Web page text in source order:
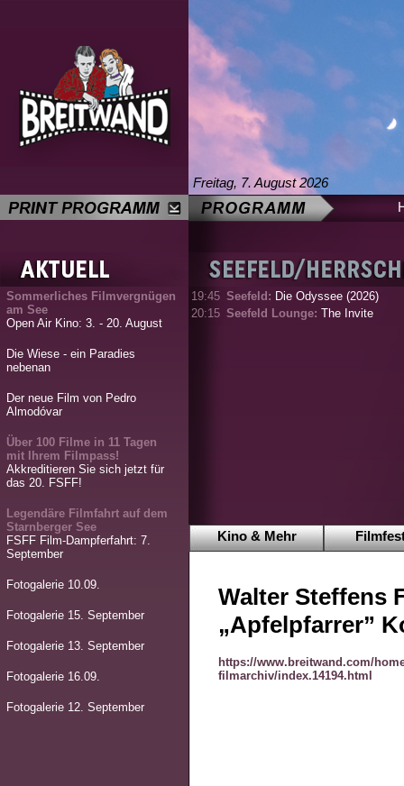
Freitag, 7. August 2026
Sommerliches Filmvergnügen
am See
Open Air Kino: 3. - 20. August
Die Wiese - ein Paradies
nebenan
Der neue Film von Pedro
Almodóvar
Über 100 Filme in 11 Tagen
mit Ihrem Filmpass!
Akkreditieren Sie sich jetzt für
das 20. FSFF!
Legendäre Filmfahrt auf dem
Starnberger See
FSFF Film-Dampferfahrt: 7.
September
Fotogalerie 10.09.
Fotogalerie 15. September
Fotogalerie 13. September
Fotogalerie 16.09.
Fotogalerie 12. September
19:45 Seefeld: Die Odyssee (2026)
20:15 Seefeld Lounge: The Invite
Kino & Mehr
Walter Steffens
„Apfelpfarrer”
https://www.breitwand.com/
filmarchiv/index.14194.html